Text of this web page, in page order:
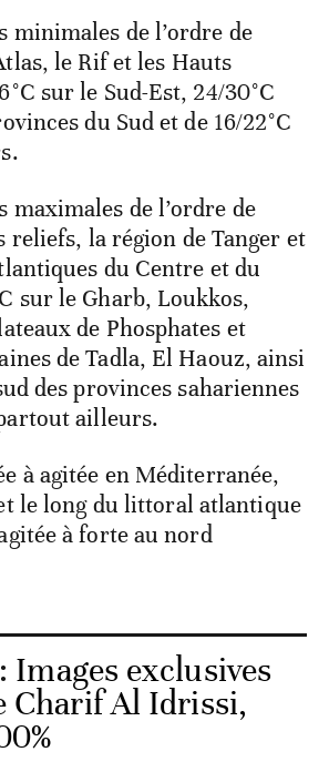
minimales de l’ordre de
le Rif et les Hauts
sur le Sud-Est, 24/30°C
du Sud et de 16/22°C
maximales de l’ordre de
reliefs, la région de Tanger et
du Centre et du
sur le Gharb, Loukkos,
de Phosphates et
de Tadla, El Haouz, ainsi
des provinces sahariennes
ailleurs.
à agitée en Méditerranée,
le long du littoral atlantique
à forte au nord
Images exclusives
Charif Al Idrissi,